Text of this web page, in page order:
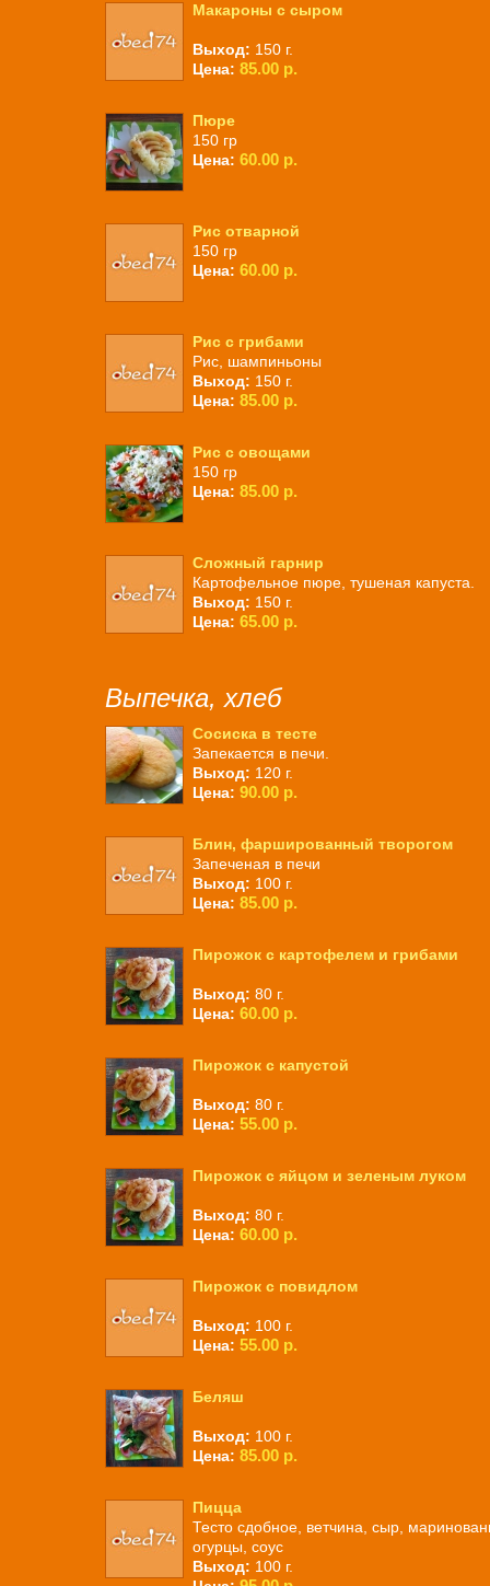
Макароны с сыром
Выход: 150 г.
Цена: 85.00 р.
Пюре
150 гр
Цена: 60.00 р.
Рис отварной
150 гр
Цена: 60.00 р.
Рис с грибами
Рис, шампиньоны
Выход: 150 г.
Цена: 85.00 р.
Рис с овощами
150 гр
Цена: 85.00 р.
Сложный гарнир
Картофельное пюре, тушеная капуста.
Выход: 150 г.
Цена: 65.00 р.
Выпечка, хлеб
Сосиска в тесте
Запекается в печи.
Выход: 120 г.
Цена: 90.00 р.
Блин, фаршированный творогом
Запеченая в печи
Выход: 100 г.
Цена: 85.00 р.
Пирожок с картофелем и грибами
Выход: 80 г.
Цена: 60.00 р.
Пирожок с капустой
Выход: 80 г.
Цена: 55.00 р.
Пирожок с яйцом и зеленым луком
Выход: 80 г.
Цена: 60.00 р.
Пирожок с повидлом
Выход: 100 г.
Цена: 55.00 р.
Беляш
Выход: 100 г.
Цена: 85.00 р.
Пицца
Тесто сдобное, ветчина, сыр,
огурцы, соус
Выход: 100 г.